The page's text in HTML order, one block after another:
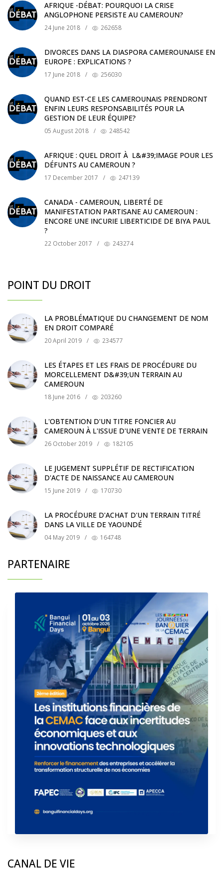
AFRIQUE -DÉBAT: POURQUOI LA CRISE
ANGLOPHONE PERSISTE AU CAMEROUN?
24 June 2018 / 262658
DIVORCES DANS LA DIASPORA CAMEROUNAISE EN
EUROPE : EXPLICATIONS ?
17 June 2018 / 256030
QUAND EST-CE LES CAMEROUNAIS PRENDRONT
ENFIN LEURS RESPONSABILITÉS POUR LA
GESTION DE LEUR ÉQUIPE?
05 August 2018 / 248542
AFRIQUE : QUEL DROIT À L&#39;IMAGE POUR LES
DÉFUNTS AU CAMEROUN ?
17 December 2017 / 247139
CANADA - CAMEROUN, LIBERTÉ DE
MANIFESTATION PARTISANE AU CAMEROUN :
ENCORE UNE INCURIE LIBERTICIDE DE BIYA PAUL
?
22 October 2017 / 243274
POINT DU DROIT
LA PROBLÉMATIQUE DU CHANGEMENT DE NOM
EN DROIT COMPARÉ
20 April 2019 / 234577
LES ÉTAPES ET LES FRAIS DE PROCÉDURE DU
MORCELLEMENT D&#39;UN TERRAIN AU
CAMEROUN
18 June 2016 / 203260
L'OBTENTION D'UN TITRE FONCIER AU
CAMEROUN À L'ISSUE D'UNE VENTE DE TERRAIN
26 October 2019 / 182105
LE JUGEMENT SUPPLÉTIF DE RECTIFICATION
D'ACTE DE NAISSANCE AU CAMEROUN
15 June 2019 / 170730
LA PROCÉDURE D'ACHAT D'UN TERRAIN TITRÉ
DANS LA VILLE DE YAOUNDÉ
04 May 2019 / 164748
PARTENAIRE
CANAL DE VIE